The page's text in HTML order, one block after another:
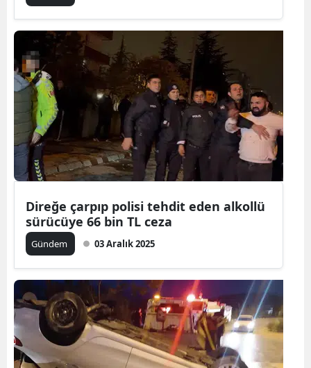
Gümüşhane
Hakkari
Hatay
Isparta
Mersin
Kars
Kastamonu
Kayseri
Direğe çarpıp polisi tehdit eden alkollü
sürücüye 66 bin TL ceza
Gündem 03 Aralık 2025